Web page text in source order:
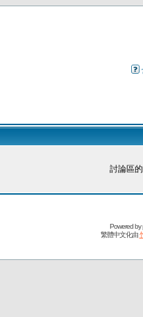
討論區
Powered by
繁體中文化由